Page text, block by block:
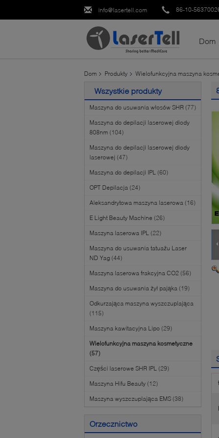
info@lasertell.com 86-10-
Dom
Dom Produkty Wielofunkcyjna maszyna
Wszystkie produkty
Maszyna do usuwania włosów SHR (77)
Maszyna do depilacji laserowej diody
808nm (104)
Maszyna do depilacji laserowej diody
laserowej (47)
Maszyna do depilacji IPL (60)
OPT Depilacja (24)
Aleksandrytowa maszyna laserowa (16)
E Light Beauty Machine (26)
Maszyna laserowa IPL (22)
Maszyna do usuwania tatuażu Laser
ND Yag (44)
Maszyna laserowa frakcyjna CO2 (56)
Maszyna do usuwania żył pająka (19)
Odkurzająca maszyna wyszczuplająca
(115)
Maszyna kawitacyjna Lipo (29)
Wielofunkcyjna maszyna kosmetyczne
(57)
Części laserowe SHR IPL (29)
Maszyna Hifu Beauty (12)
Maszyna wyszczuplająca EMS (38)
Orzecznictwo